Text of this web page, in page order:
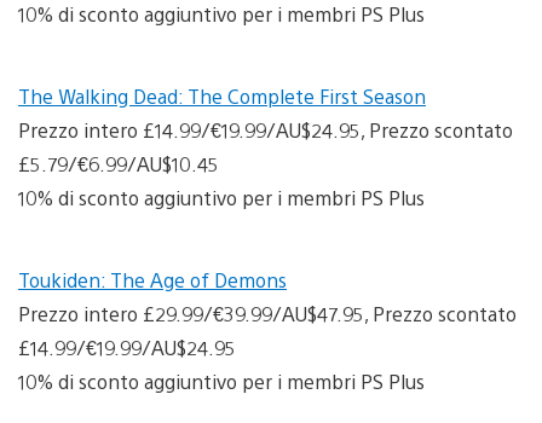
10% di sconto aggiuntivo per i membri PS Plus
The Walking Dead: The Complete First Season
Prezzo intero £14.99/€19.99/AU$24.95, Prezzo scontato
£5.79/€6.99/AU$10.45
10% di sconto aggiuntivo per i membri PS Plus
Toukiden: The Age of Demons
Prezzo intero £29.99/€39.99/AU$47.95, Prezzo scontato
£14.99/€19.99/AU$24.95
10% di sconto aggiuntivo per i membri PS Plus